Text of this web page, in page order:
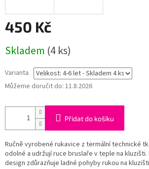
450 Kč
cena:
Skladem (4 ks)
Varianta
Můžeme doručit do: 11.8.2026
Přidat do košíku
Ručně vyrobené rukavice z termální technické
odolné a udržují ruce bruslaře v teple na
design zdůrazňuje ladné pohyby rukou na